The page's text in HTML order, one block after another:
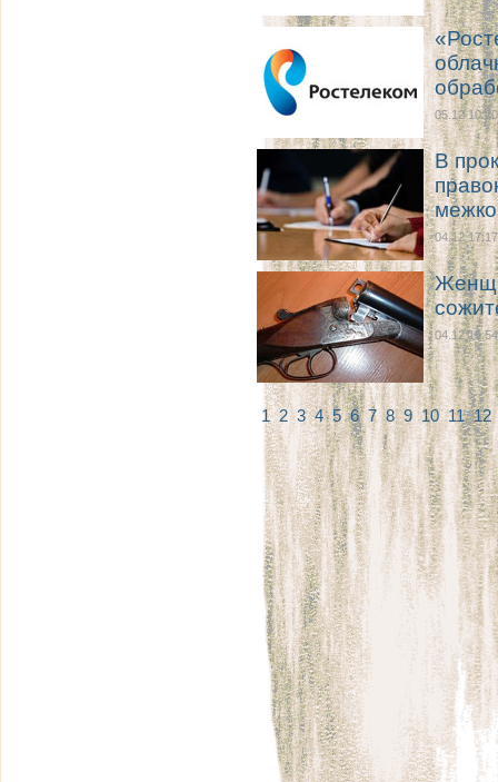
05.12 10:20
В
04.12 17:17
04.12 16:54
123456789101112